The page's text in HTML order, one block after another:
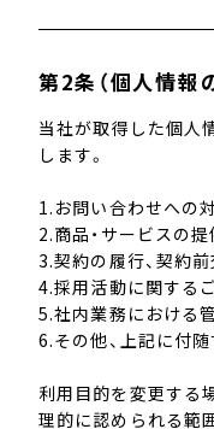
第2条（個人情報
当社が取得した個人
します。
1.お問い合わせへの
2.商品・サービスの
3.契約の履行、契約
4.採用活動に関する
5.社内業務における
6.その他、上記に付
利用目的を変更する
理的に認められる範